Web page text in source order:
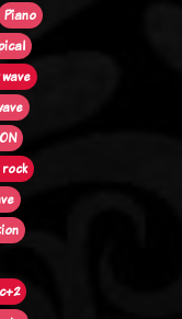
Piano